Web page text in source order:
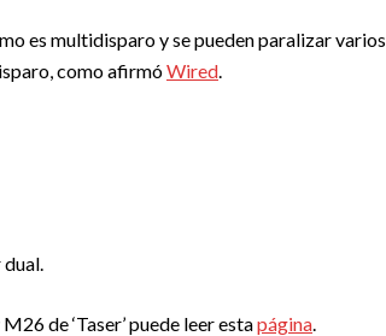
es multidisparo y se pueden paralizar varios
como afirmóWired.
dual.
de ‘Taser’ puede leer estapágina.